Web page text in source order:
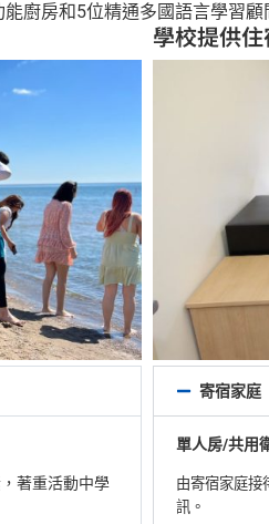
廚房和5位精通多國語言學習顧
著重活動中學
學校提供
寄宿家庭
單人房/共用
由寄宿家庭接
訊。